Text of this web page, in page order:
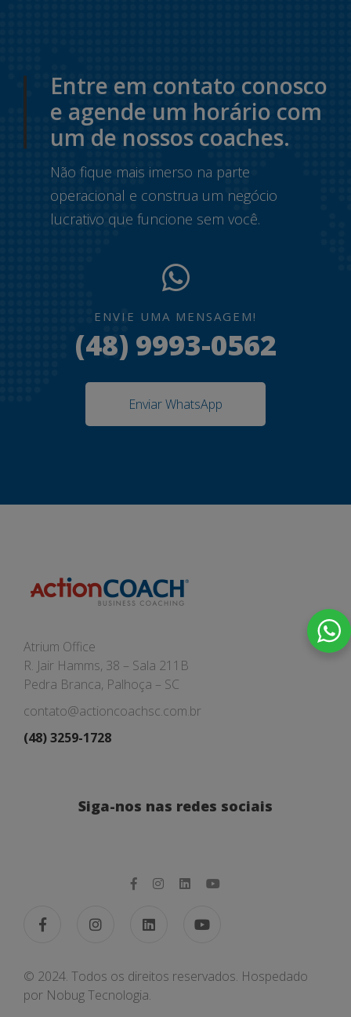
Entre em contato conosco
e agende um horário com
um de nossos coaches.
Não fique mais imerso na parte
operacional e construa um negócio
lucrativo que funcione sem você.
ENVIE UMA MENSAGEM!
(48) 9993-0562
Enviar WhatsApp
Atrium Office
R. Jair Hamms, 38 – Sala 211B
Pedra Branca, Palhoça – SC
contato@actioncoachsc.com.br
(48) 3259-1728
Siga-nos nas redes sociais
© 2024. Todos os direitos reservados. Hospedado
por Nobug Tecnologia.